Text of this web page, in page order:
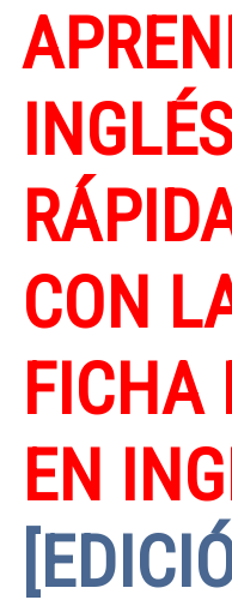
INGLÉS
CON
FICHA
EN